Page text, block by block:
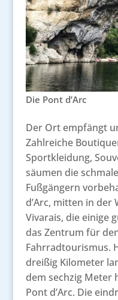
Die Pont d’Arc
Der Ort empfängt
Zahlreiche
Sportkleidung,
säumen die
Fußgängern
d’Arc, mitten in der
Vivarais, die einige
das Zentrum für
Fahrradtourismus.
dreißig Kilometer
dem sechzig Meter
Pont d’Arc. Die